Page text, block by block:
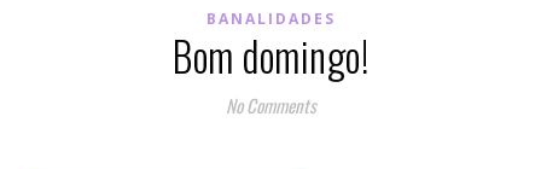
BANALIDADES
Bom domingo!
No Comments